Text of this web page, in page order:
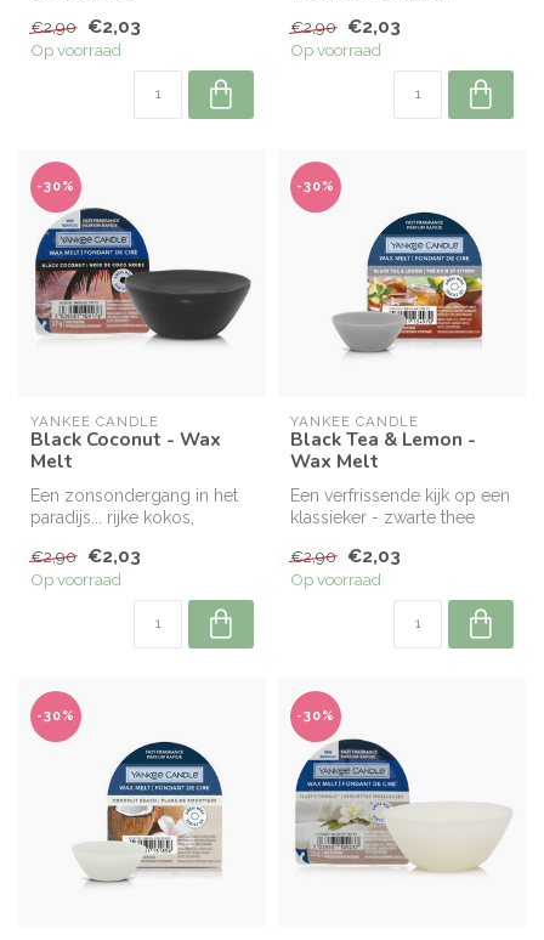
te genieten - ...
€2,90 €2,03
Op voorraad
pompelmoes,...
€2,90 €2,03
Op voorraad
-30%
YANKEE CANDLE
Black Coconut - Wax
Melt
Een zonsondergang in het
paradijs... rijke kokos,
eilandbloesems be...
€2,90 €2,03
Op voorraad
-30%
YANKEE CANDLE
Black Tea & Lemon -
Wax Melt
Een verfrissende kijk op een
klassieker - zwarte thee
van...
€2,90 €2,03
Op voorraad
-30% -30%